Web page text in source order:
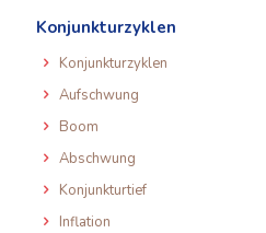
Konjunkturzyklen
Konjunkturzyklen
Aufschwung
Boom
Abschwung
Konjunkturtief
Inflation